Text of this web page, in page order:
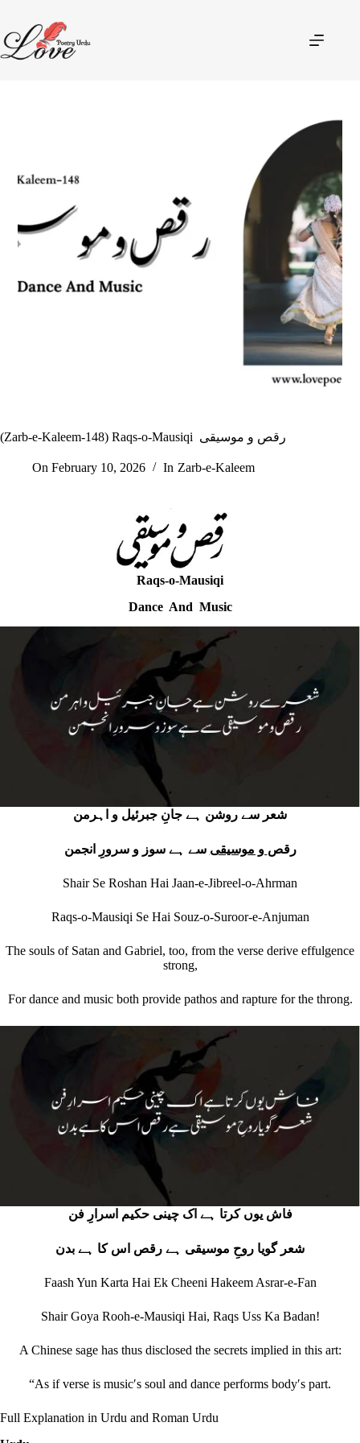
(Zarb-e-Kaleem-148) Raqs-o-Mausiqi رقص و موسیقی
On February 10, 2026 In Zarb-e-Kaleem
Raqs-o-Mausiqi
Dance And Music
شعر سے روشن ہے جانِ جبرئیل و اہرمن
رقص و موسیقی سے ہے سوز و سرورِ انجمن
Shair Se Roshan Hai Jaan-e-Jibreel-o-Ahrman
Raqs-o-Mausiqi Se Hai Souz-o-Suroor-e-Anjuman
The souls of Satan and Gabriel, too, from the verse derive effulgence
strong,
For dance and music both provide pathos and rapture for the throng.
فاش یوں کرتا ہے اک چینی حکیم اسرارِ فن
شعر گویا روحِ موسیقی ہے رقص اس کا ہے بدن
Faash Yun Karta Hai Ek Cheeni Hakeem Asrar-e-Fan
Shair Goya Rooh-e-Mausiqi Hai, Raqs Uss Ka Badan!
A Chinese sage has thus disclosed the secrets implied in this art:
“As if verse is musicʹs soul and dance performs bodyʹs part.
Full Explanation in Urdu and Roman Urdu